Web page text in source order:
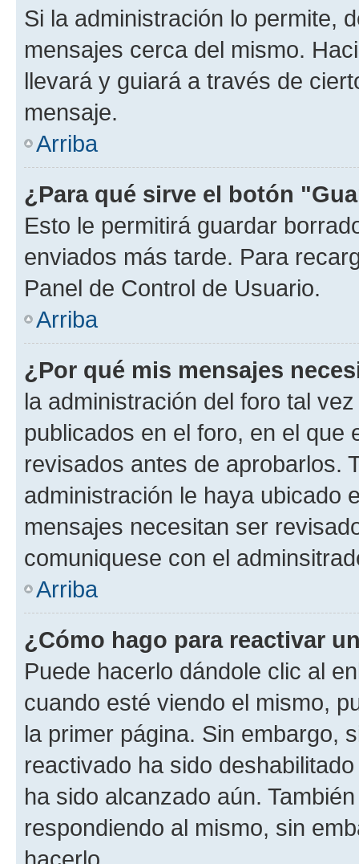
Si la administración lo permite,
mensajes cerca del mismo.
llevará y guiará a través de
mensaje.
Arriba
¿Para qué sirve el botón
Esto le permitirá guardar
enviados más tarde. Para
Panel de Control de Usuario.
Arriba
¿Por qué mis mensajes
la administración del foro tal
publicados en el foro, en el
revisados antes de aprobarlos.
administración le haya ubicado
mensajes necesitan ser
comuniquese con el
Arriba
¿Cómo hago para reactivar
Puede hacerlo dándole clic al
cuando esté viendo el mismo,
la primer página. Sin embargo,
reactivado ha sido
ha sido alcanzado aún.
respondiendo al mismo, sin